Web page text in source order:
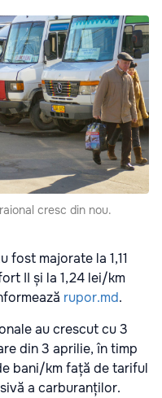
cresc din nou.
fost majorate la 1,11
II și la 1,24 lei/km
rupor.md.
au crescut cu 3
din 3 aprilie, în timp
bani/km față de tariful
a carburanților.